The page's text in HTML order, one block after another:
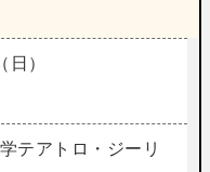
）
テアトロ・ジーリ